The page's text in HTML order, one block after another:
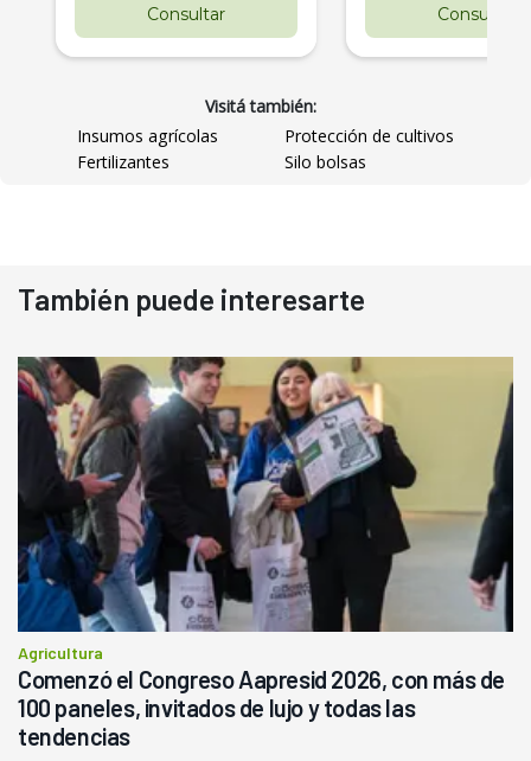
Consultar Consultar
Visitá también:
Insumos agrícolas
Protección de cultivos
Fertilizantes
Silo bolsas
También puede interesarte
Agricultura
Comenzó el Congreso Aapresid 2026, con más de
100 paneles, invitados de lujo y todas las
tendencias